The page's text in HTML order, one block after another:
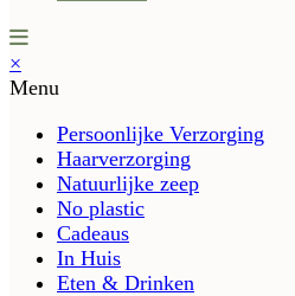
×
Menu
Persoonlijke Verzorging
Haarverzorging
Natuurlijke zeep
No plastic
Cadeaus
In Huis
Eten & Drinken